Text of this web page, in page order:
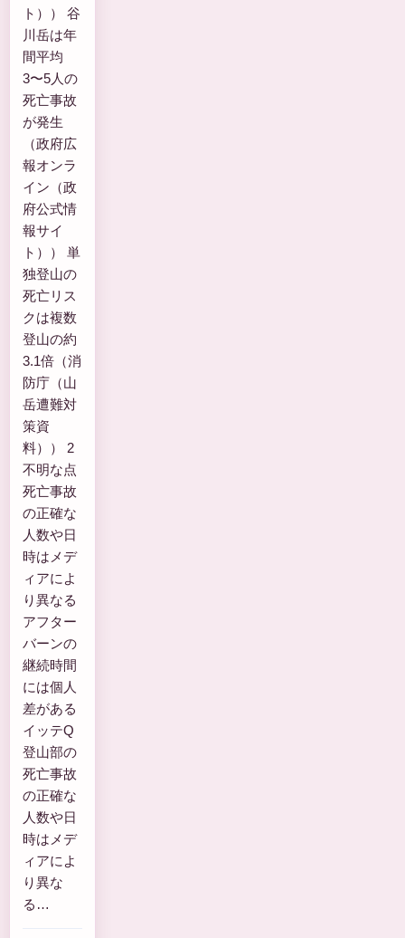
ト）） 谷
川岳は年
間平均
3〜5人の
死亡事故
が発生
（政府広
報オンラ
イン（政
府公式情
報サイ
ト）） 単
独登山の
死亡リス
クは複数
登山の約
3.1倍（消
防庁（山
岳遭難対
策資
料）） 2
不明な点
死亡事故
の正確な
人数や日
時はメデ
ィアによ
り異なる
アフター
バーンの
継続時間
には個人
差がある
イッテQ
登山部の
死亡事故
の正確な
人数や日
時はメデ
ィアによ
り異な
る…